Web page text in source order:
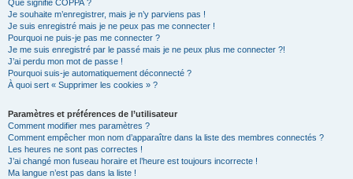
Que signifie COPPA ?
Je souhaite m’enregistrer, mais je n’y parviens pas !
Je suis enregistré mais je ne peux pas me connecter !
Pourquoi ne puis-je pas me connecter ?
Je me suis enregistré par le passé mais je ne peux plus me connecter ?!
J’ai perdu mon mot de passe !
Pourquoi suis-je automatiquement déconnecté ?
À quoi sert « Supprimer les cookies » ?
Paramètres et préférences de l’utilisateur
Comment modifier mes paramètres ?
Comment empêcher mon nom d’apparaître dans la liste des membres connectés ?
Les heures ne sont pas correctes !
J’ai changé mon fuseau horaire et l’heure est toujours incorrecte !
Ma langue n’est pas dans la liste !